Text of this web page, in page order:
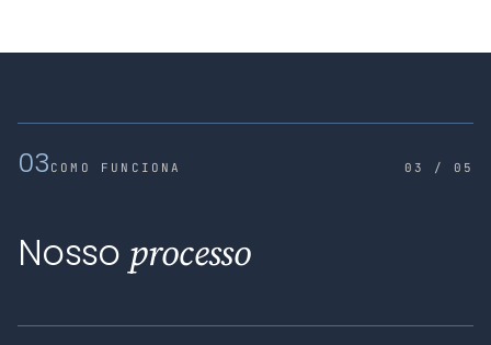
03 COMO FUNCIONA 03 / 05
Nosso processo